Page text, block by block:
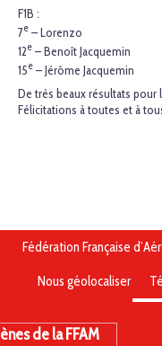
F1B :
7e – Lorenzo
12e – Benoît Jacquemin
15e – Jérôme Jacquemin
De très beaux résultats pour
Félicitations à toutes et à
Fédération Française
Nous géolocaliser
de la FFAM